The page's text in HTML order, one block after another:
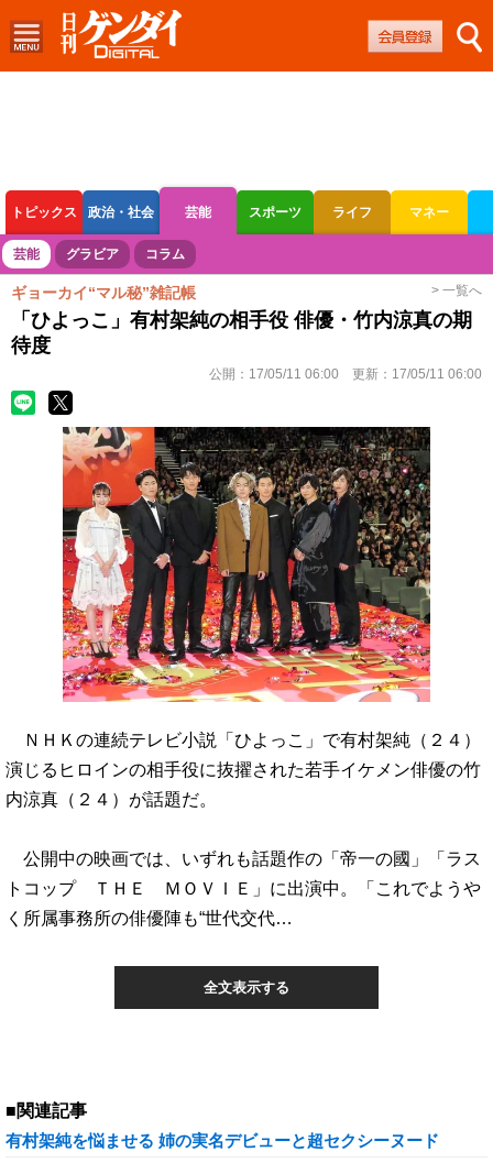
トピックス 政治・社会 芸能 スポーツ ライフ マネー
ボートレース 競輪 オートレース
芸能 グラビア コラム
ギョーカイ“マル秘”雑記帳 > 一覧へ
「ひよっこ」有村架純の相手役 俳優・竹内涼真の期
待度
公開： 17/05/11 06:00 更新： 17/05/11 06:00
ＮＨＫの連続テレビ小説「ひよっこ」で有村架純（２４）
演じるヒロインの相手役に抜擢された若手イケメン俳優の竹
内涼真（２４）が話題だ。
公開中の映画では、いずれも話題作の「帝一の國」「ラス
トコップ ＴＨＥ ＭＯＶＩＥ」に出演中。「これでようや
く所属事務所の俳優陣も“世代交代…
全文表示する
■関連記事
有村架純を悩ませる 姉の実名デビューと超セクシーヌード